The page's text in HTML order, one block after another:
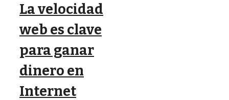
La velocidad
web es clave
para ganar
dinero en
Internet